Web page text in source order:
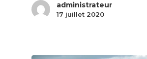
administrateur
17 juillet 2020